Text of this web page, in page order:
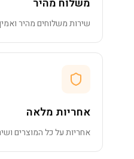
משלוח מהיר
שירות משלוחים מהיר
אחריות מלאה
אחריות על כל המוצרים